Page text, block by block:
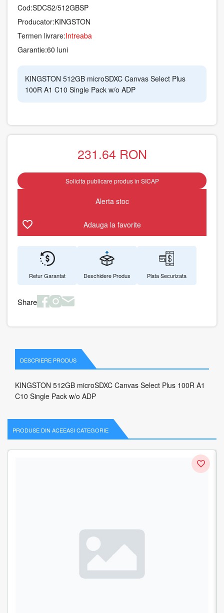
Cod:SDCS2/512GBSP
Producator:KINGSTON
Termen livrare:Intreaba
Garantie:60 luni
KINGSTON 512GB microSDXC Canvas Select Plus
100R A1 C10 Single Pack w/o ADP
231.64 RON
Solicita publicare produs in SICAP
Alerta stoc
Adauga la favorite
Retur Garantat Deschidere Produs Plata Securizata
Share
DESCRIERE PRODUS
KINGSTON 512GB microSDXC Canvas Select Plus 100R A1
C10 Single Pack w/o ADP
PRODUSE DIN ACEEASI CATEGORIE